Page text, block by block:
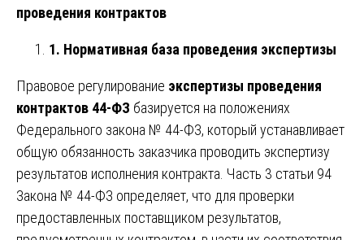
проведения контрактов
1. Нормативная база проведения экспертизы
Правовое регулирование экспертизы проведения
контрактов 44-ФЗ базируется на положениях
Федерального закона № 44-ФЗ, который устанавливает
общую обязанность заказчика проводить экспертизу
результатов исполнения контракта. Часть 3 статьи 94
Закона № 44-ФЗ определяет, что для проверки
предоставленных поставщиком результатов,